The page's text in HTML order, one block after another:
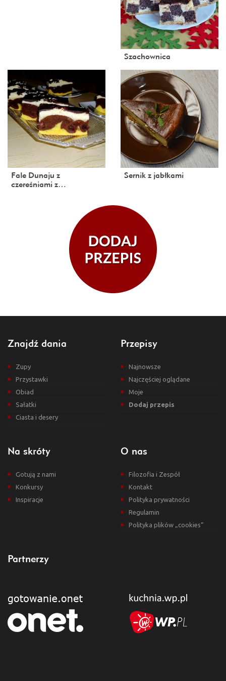
Szachownica
Fale Dunaju z
czereśniami z…
Sernik z jabłkami
Znajdź dania
Zupy
Przystawki
Obiad
Sałatki
Ciasta i desery
Przepisy
Najnowsze
Najczęściej oglądane
Moje
Dodaj przepis
Na skróty
Gotują z nami
Konkursy
Inspiracje
O nas
Filozofia i Zespół
Kontakt
Polityka prywatności
Regulamin
Polityka plików „cookies”
Partnerzy